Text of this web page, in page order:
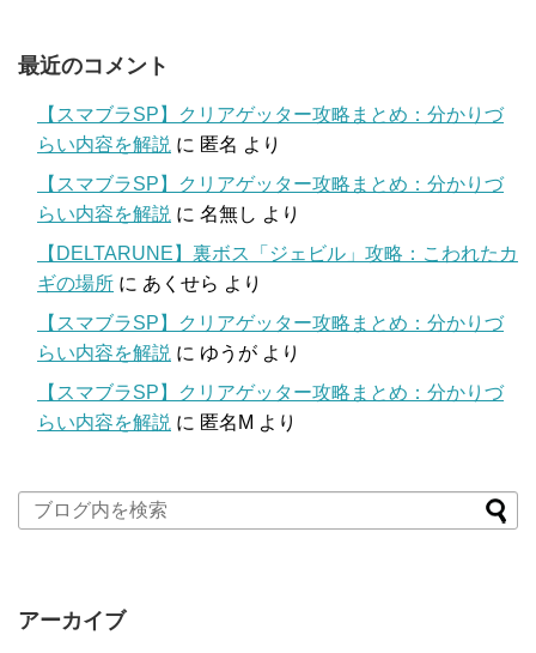
最近のコメント
【スマブラSP】クリアゲッター攻略まとめ：分かりづ
らい内容を解説 に 匿名 より
【スマブラSP】クリアゲッター攻略まとめ：分かりづ
らい内容を解説 に 名無し より
【DELTARUNE】裏ボス「ジェビル」攻略：こわれたカ
ギの場所 に あくせら より
【スマブラSP】クリアゲッター攻略まとめ：分かりづ
らい内容を解説 に ゆうが より
【スマブラSP】クリアゲッター攻略まとめ：分かりづ
らい内容を解説 に 匿名M より
アーカイブ